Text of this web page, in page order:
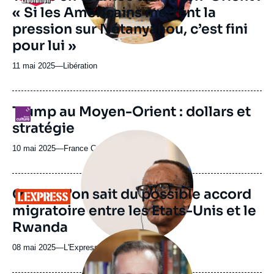
émission
« Si les Américains mettent la
pression sur Nétanyahou, c’est fini
pour lui »
11 mai 2025—Nom
journal,
ou
émission
Libération
Logo
Trump au Moyen-Orient : dollars et
stratégie
10 mai 2025—Nom
journal,
ou
émission
France Culture
Logo
principale
médiatique
Ce que l’on sait du possible accord
migratoire entre les Etats-Unis et le
Rwanda
08 mai 2025—Nom
journal,
L'Express
Image
principale
médiatique